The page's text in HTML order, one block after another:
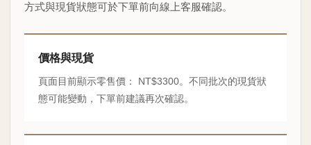
方式與現貨狀態可於下單前向線上客服確認。
價格與現貨
頁面目前顯示零售價： NT$3300。不同批次的現貨狀
態可能變動，下單前建議再次確認。